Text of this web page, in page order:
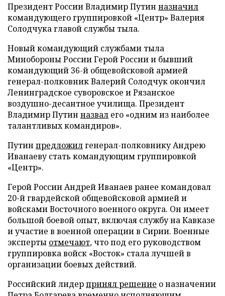
Президент России Владимир Путин назначил
командующего группировкой «Центр» Валерия
Солодчука главой службы тыла.
Новый командующий службами тыла
Минобороны России Герой России и бывший
командующий 36-й общевойсковой армией
генерал-полковник Валерий Солодчук окончил
Ленинградское суворовское и Рязанское
воздушно-десантное училища. Президент
Владимир Путин назвал его «одним из наиболее
талантливых командиров».
Путин предложилгенерал-полковнику Андрею
Иванаеву стать командующим группировкой
«Центр».
Герой России Андрей Иванаев ранее командовал
20-й гвардейской общевойсковой армией и
войсками Восточного военного округа. Он имеет
большой боевой опыт, включая службу на Кавказе
и участие в военной операции в Сирии. Военные
эксперты отмечают, что под его руководством
группировка войск «Восток» стала лучшей в
организации боевых действий.
Российский лидерпринял решение о назначении